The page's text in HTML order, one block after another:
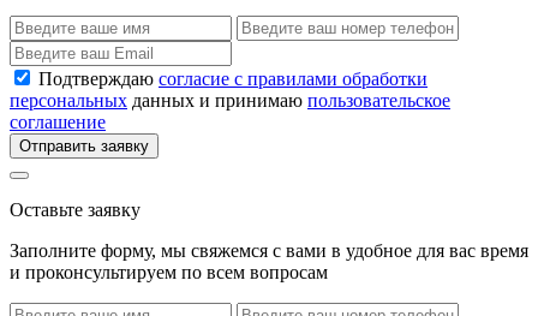
Подтверждаю согласие с правилами обработки
персональных данных и принимаю пользовательское
соглашение
Отправить заявку
Оставьте заявку
Заполните форму, мы свяжемся с вами в удобное для вас время
и проконсультируем по всем вопросам